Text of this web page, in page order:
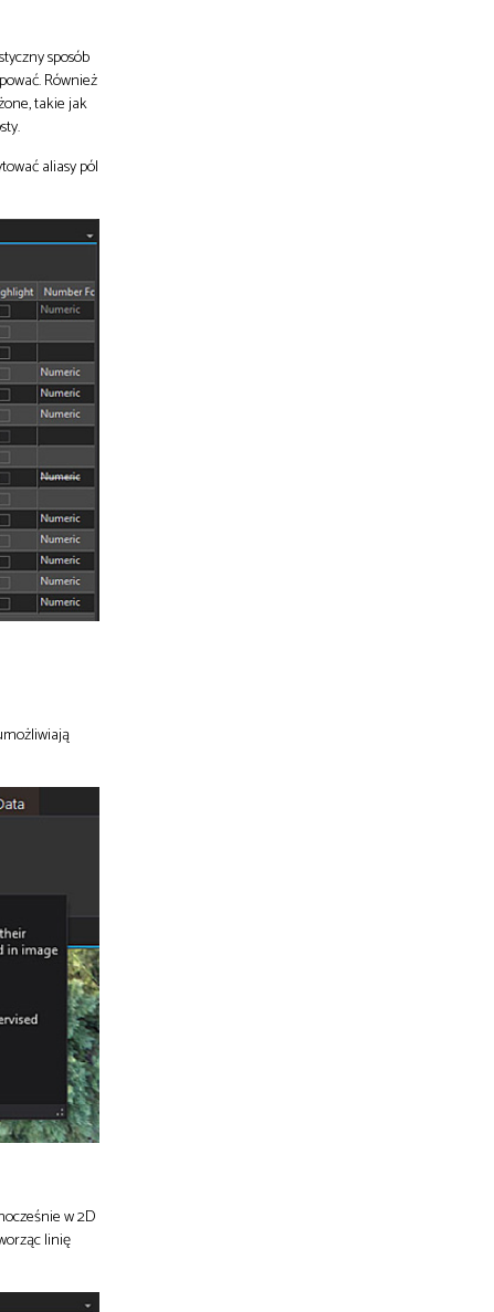
sposób
Również
takie jak
aliasy pól
w 2D
linię